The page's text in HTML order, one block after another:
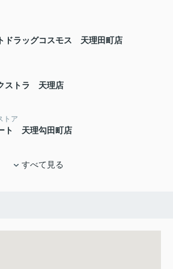
ドラッグコスモス 天理田町店
ストラ 天理店
トア
ト 天理勾田町店
すべて見る